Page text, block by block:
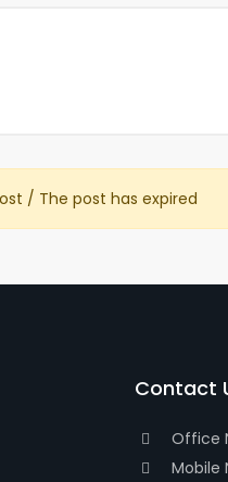
/ The post has expired
Contact
Office
Mobile